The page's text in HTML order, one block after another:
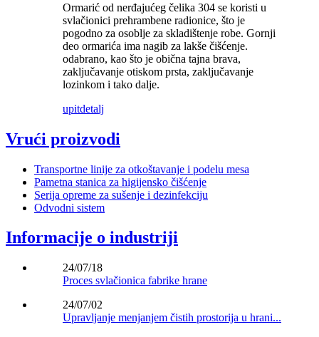
Ormarić od nerđajućeg čelika 304 se koristi u
svlačionici prehrambene radionice, što je
pogodno za osoblje za skladištenje robe. Gornji
deo ormarića ima nagib za lakše čišćenje.
odabrano, kao što je obična tajna brava,
zaključavanje otiskom prsta, zaključavanje
lozinkom i tako dalje.
upitdetalj
Vrući proizvodi
Transportne linije za otkoštavanje i podelu mesa
Pametna stanica za higijensko čišćenje
Serija opreme za sušenje i dezinfekciju
Odvodni sistem
Informacije o industriji
24/07/18
Proces svlačionica fabrike hrane
24/07/02
Upravljanje menjanjem čistih prostorija u hrani...